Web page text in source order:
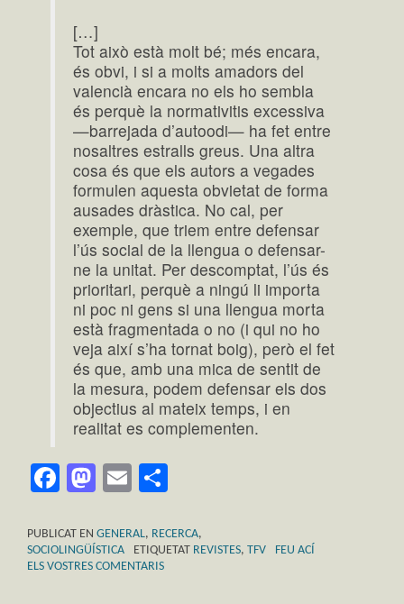
[…]
Tot això està molt bé; més encara,
és obvi, i si a molts amadors del
valencià encara no els ho sembla
és perquè la normativitis excessiva
—barrejada d’autoodi— ha fet entre
nosaltres estralls greus. Una altra
cosa és que els autors a vegades
formulen aquesta obvietat de forma
ausades dràstica. No cal, per
exemple, que triem entre defensar
l’ús social de la llengua o defensar-
ne la unitat. Per descomptat, l’ús és
prioritari, perquè a ningú li importa
ni poc ni gens si una llengua morta
està fragmentada o no (i qui no ho
veja així s’ha tornat boig), però el fet
és que, amb una mica de sentit de
la mesura, podem defensar els dos
objectius al mateix temps, i en
realitat es complementen.
Facebook
Mastodon
Email
PUBLICAT EN GENERAL, RECERCA,
SOCIOLINGÜÍSTICA
ETIQUETAT REVISTES, TFV
FEU ACÍ
ELS VOSTRES COMENTARIS